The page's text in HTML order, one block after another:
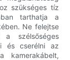
szükséges tíz
tarthatja a
Ne felejtse
szélsőséges
és cserélni az
kamerakábelt,